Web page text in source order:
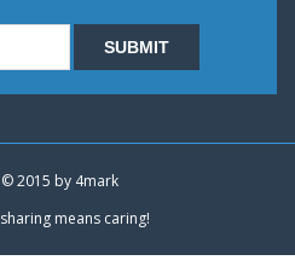
2015 by 4mark
means caring!